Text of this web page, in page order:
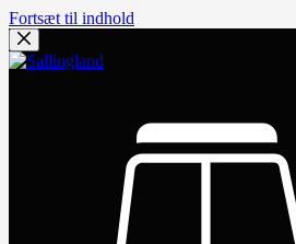
Fortsæt til indhold